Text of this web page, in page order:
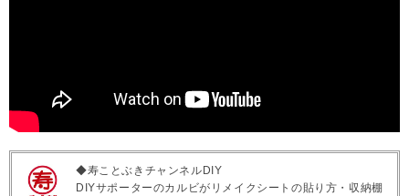
◆寿ことぶきチャンネルDIY
DIYサポーターのカルビがリメイクシートの貼り方・収納棚